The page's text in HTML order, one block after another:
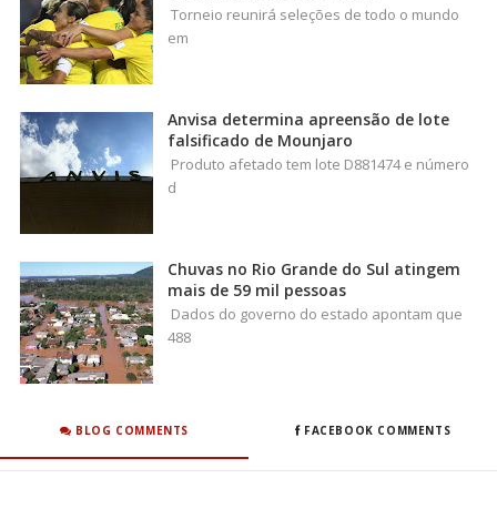
Torneio reunirá seleções de todo o mundo
em
Anvisa determina apreensão de lote
falsificado de Mounjaro
Produto afetado tem lote D881474 e número
d
Chuvas no Rio Grande do Sul atingem
mais de 59 mil pessoas
Dados do governo do estado apontam que
488
BLOG COMMENTS FACEBOOK COMMENTS